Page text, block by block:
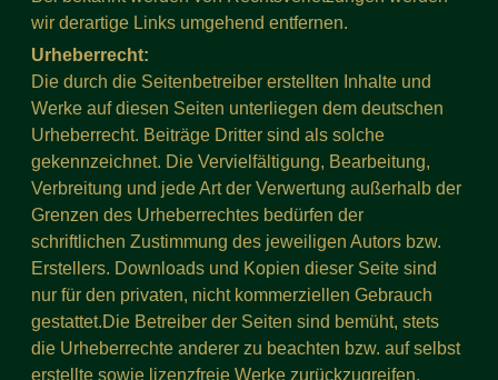
wir derartige Links umgehend entfernen.
Urheberrecht:
Die durch die Seitenbetreiber erstellten Inhalte und
Werke auf diesen Seiten unterliegen dem deutschen
Urheberrecht. Beiträge Dritter sind als solche
gekennzeichnet. Die Vervielfältigung, Bearbeitung,
Verbreitung und jede Art der Verwertung außerhalb der
Grenzen des Urheberrechtes bedürfen der
schriftlichen Zustimmung des jeweiligen Autors bzw.
Erstellers. Downloads und Kopien dieser Seite sind
nur für den privaten, nicht kommerziellen Gebrauch
gestattet.Die Betreiber der Seiten sind bemüht, stets
die Urheberrechte anderer zu beachten bzw. auf selbst
erstellte sowie lizenzfreie Werke zurückzugreifen.